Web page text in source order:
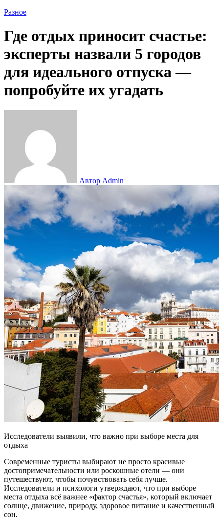
Разное
Где отдых приносит счастье:
эксперты назвали 5 городов
для идеального отпуска —
попробуйте их угадать
Автор Admin
Исследователи выявили, что важно при выборе места для
отдыха
Современные туристы выбирают не просто красивые
достопримечательности или роскошные отели — они
путешествуют, чтобы почувствовать себя лучше.
Исследователи и психологи утверждают, что при выборе
места отдыха всё важнее «фактор счастья», который включает
солнце, движение, природу, здоровое питание и качественный
сон.